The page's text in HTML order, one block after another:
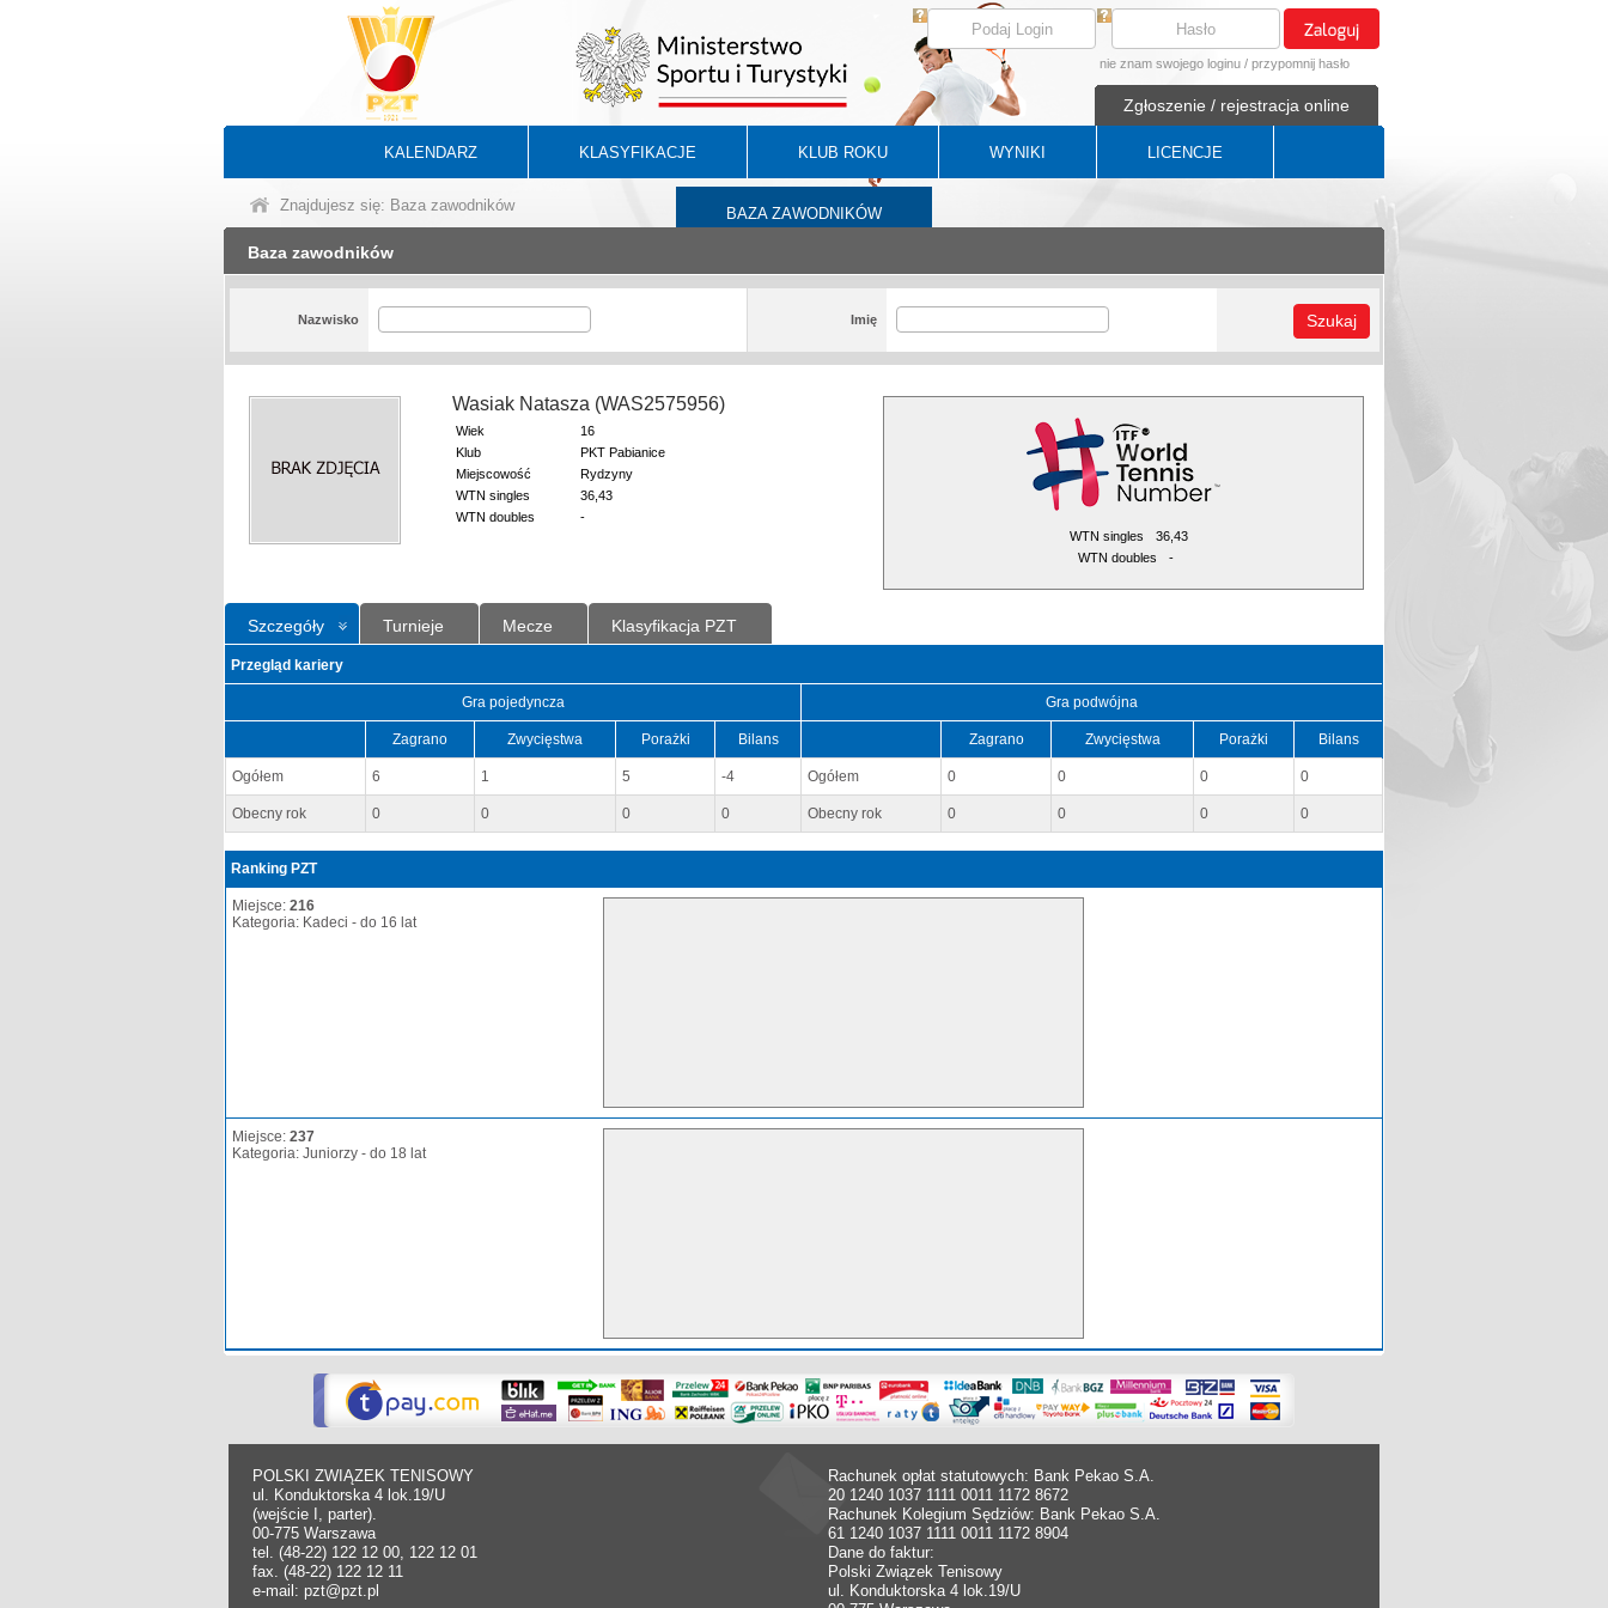
nie znam swojego loginu / przypomnij hasło
Zgłoszenie / rejestracja online
KALENDARZ KLASYFIKACJE KLUB ROKU WYNIKI LICENCJE
BAZA ZAWODNIKÓW
Znajdujesz się: Baza zawodników
Baza zawodników
Nazwisko Imię Szukaj
Wasiak Natasza (WAS2575956)
Wiek
16
Klub
PKT Pabianice
Miejscowość
Rydzyny
WTN singles
36,43
WTN doubles
-
WTN singles
36,43
WTN doubles
-
Szczegóły Turnieje Mecze Klasyfikacja PZT
Przegląd kariery
Gra pojedyncza Gra podwójna
Zagrano Zwycięstwa Porażki Bilans Zagrano Zwycięstwa Porażki Bilans
Ogółem 6 1 5 -4 Ogółem 0 0 0 0
Obecny rok 0 0 0 0 Obecny rok 0 0 0 0
Ranking PZT
Miejsce: 216
Kategoria: Kadeci - do 16 lat
Miejsce: 237
Kategoria: Juniorzy - do 18 lat
POLSKI ZWIĄZEK TENISOWY
ul. Konduktorska 4 lok.19/U
(wejście I, parter).
00-775 Warszawa
tel. (48-22) 122 12 00, 122 12 01
fax. (48-22) 122 12 11
e-mail: pzt@pzt.pl
Rachunek opłat statutowych: Bank Pekao S.A.
20 1240 1037 1111 0011 1172 8672
Rachunek Kolegium Sędziów: Bank Pekao S.A.
61 1240 1037 1111 0011 1172 8904
Dane do faktur:
Polski Związek Tenisowy
ul. Konduktorska 4 lok.19/U